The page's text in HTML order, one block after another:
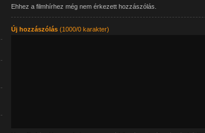
Ehhez a filmhírhez még nem érkezett hozzászólás.
Új hozzászólás(1000/0 karakter)